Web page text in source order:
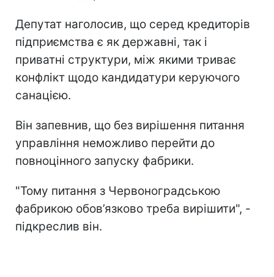
Депутат наголосив, що серед кредиторів
підприємства є як державні, так і
приватні структури, між якими триває
конфлікт щодо кандидатури керуючого
санацією.
Він запевнив, що без вирішення питання
управління неможливо перейти до
повноцінного запуску фабрики.
"Тому питання з Червоноградською
фабрикою обов’язково треба вирішити", -
підкреслив він.